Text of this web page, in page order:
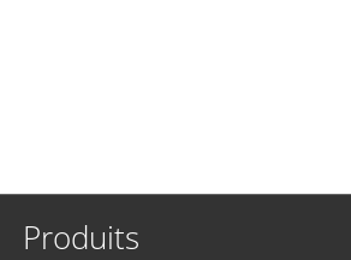
Produits